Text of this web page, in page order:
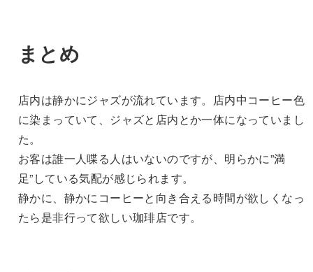
まとめ
店内は静かにジャズが流れています。店内中コーヒー色
に染まっていて、ジャズと店内とか一体になっていまし
た。
お客は誰一人喋る人はいないのですが、明らかに”満
足”している気配が感じられます。
静かに、静かにコーヒーと向き合える時間が欲しくなっ
たら是非行って欲しい珈琲店です。